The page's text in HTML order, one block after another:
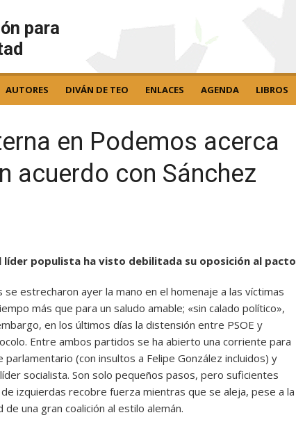
para
AUTORES DIVÁN DE TEO ENLACES AGENDA LIBROS
en Podemos acerca
acuerdo con Sánchez
líder populista ha visto debilitada su oposición al pacto
se estrecharon ayer la mano en el homenaje a las víctimas
más que para un saludo amable; «sin calado político»,
en los últimos días la distensión entre PSOE y
Entre ambos partidos se ha abierto una corriente para
(con insultos a Felipe González incluidos) y
socialista. Son solo pequeños pasos, pero suficientes
izquierdas recobre fuerza mientras que se aleja, pese a la
una gran coalición al estilo alemán.